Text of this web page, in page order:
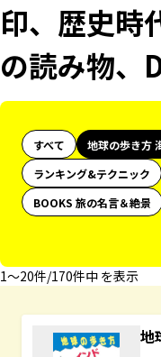
印、歴史時
の読み物、
すべて 地球の歩き方
ランキング&テクニック
BOOKS 旅の名言＆絶景
1〜20件/170件中 を表示
地